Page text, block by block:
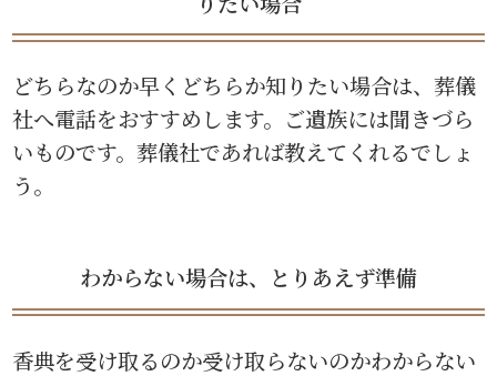
どちらなのか早くどちらか知りたい場合は、葬儀
社へ電話をおすすめします。ご遺族には聞きづら
いものです。葬儀社であれば教えてくれるでしょ
う。
わからない場合は、とりあえず準備
香典を受け取るのか受け取らないのかわからない